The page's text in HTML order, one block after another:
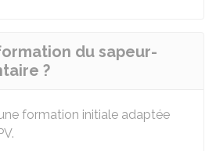
du sapeur-
?
formation initiale adaptée